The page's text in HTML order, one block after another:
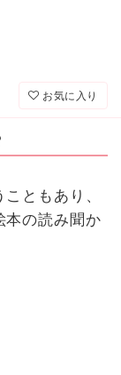
お気に入り
ともあり、
本の読み聞か